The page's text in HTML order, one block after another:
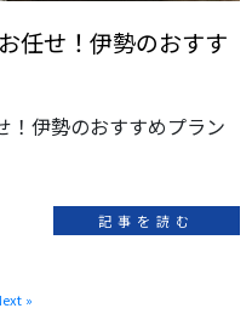
任せ！伊勢のおすす
！伊勢のおすすめプラン
記事を読む
»